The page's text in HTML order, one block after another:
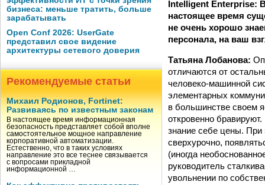
бизнеса: меньше тратить, больше
зарабатывать
Open Conf 2026: UserGate
представил свое видение
архитектуры сетевого доверия
Рекомендуемые статьи
Михаил Родионов, Fortinet:
Развиваясь по известным законам
В настоящее время информационная
безопасность представляет собой вполне
самостоятельное мощное направление
корпоративной автоматизации.
Естественно, что в таких условиях
направление это все теснее связывается
с вопросами прикладной
информационной …
Intelligent Enterprise:
настоящее время
не очень хорошо
персонала, на ваш
Татьяна Лобанова:
отличаются от
человеко-машинной
элементарных
в большинстве своем
откровенно
знание себе цены. При
сверхурочно,
(иногда
руководитель
увольнении по